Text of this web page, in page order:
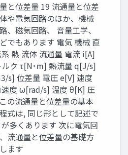
と位差量 19 流通量と位差
や電気回路のほか、機械
、磁気回路、 音量工学、
でもあります 電気 機械 直
熱 流体 流通量 電流 i[A]
ク τ[N･m] 熱流量 q[J/s]
s] 位差量 電圧 e[V] 速度
度 ω[rad/s] 温度 θ[K] 圧
の流通量と位差量の基本
式は, 同じ形として記述で
多くあります 次に電気回
流通量と位差量の基礎方
ます